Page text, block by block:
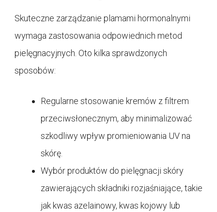
Skuteczne zarządzanie plamami hormonalnymi
wymaga zastosowania odpowiednich metod
pielęgnacyjnych. Oto kilka sprawdzonych
sposobów:
Regularne stosowanie kremów z filtrem
przeciwsłonecznym, aby minimalizować
szkodliwy wpływ promieniowania UV na
skórę.
Wybór produktów do pielęgnacji skóry
zawierających składniki rozjaśniające, takie
jak kwas azelainowy, kwas kojowy lub